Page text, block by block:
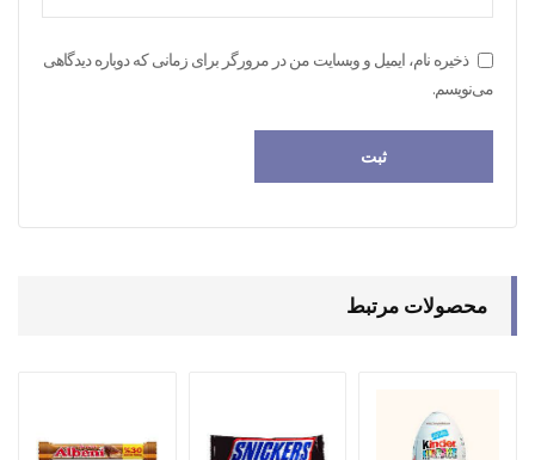
ذخیره نام، ایمیل و وبسایت من در مرورگر برای زمانی که دوباره دیدگاهی
می‌نویسم.
محصولات مرتبط